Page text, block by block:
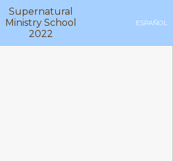
Supernatural
Ministry School
2022
ESPAÑOL